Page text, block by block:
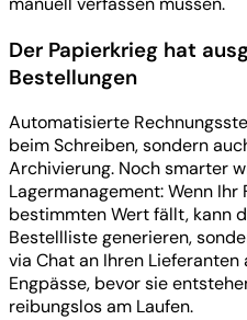
Der Papierkrieg hat
Bestellungen
Automatisierte
beim Schreiben, sondern
Archivierung. Noch smarter
Lagermanagement: Wenn
bestimmten Wert fällt, kann
Bestellliste generieren,
via Chat an Ihren Lieferanten
Engpässe, bevor sie
reibungslos am Laufen.